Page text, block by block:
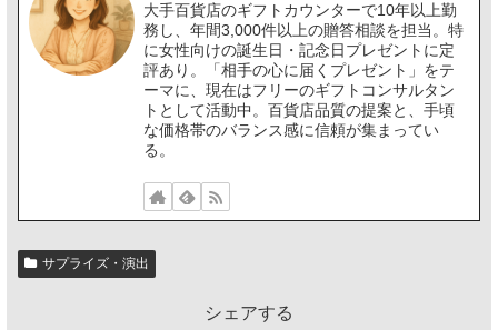
大手百貨店のギフトカウンターで10年以上勤
務し、年間3,000件以上の贈答相談を担当。特
に女性向けの誕生日・記念日プレゼントに定
評あり。「相手の心に届くプレゼント」をテ
ーマに、現在はフリーのギフトコンサルタン
トとして活動中。百貨店品質の提案と、手頃
な価格帯のバランス感に信頼が集まってい
る。
サプライズ・演出
シェアする